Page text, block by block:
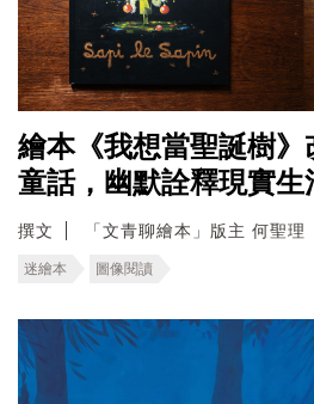
繪本《我想當聖誕樹
童話，幽默詮釋現實
撰文 「文青聊繪本」版主 何聖理
迷繪本 圖像閱讀